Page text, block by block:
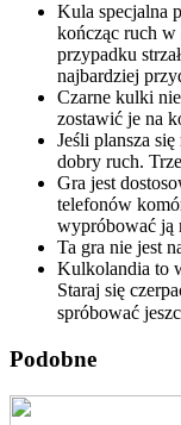
Kula specjalna
kończąc ruch
przypadku
najbardziej
Czarne kulki
zostawić je na
Jeśli plansza
dobry ruch.
Gra jest
telefonów
wypróbować ją
Ta gra nie jest
Kulkolandia to
Staraj się
spróbować
Podobne